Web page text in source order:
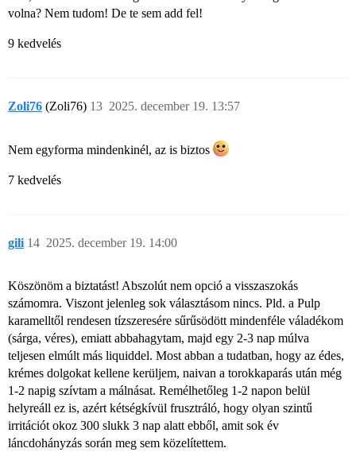
volna? Nem tudom! De te sem add fel!
9 kedvelés
Zoli76 (Zoli76) 2025. december 19. 13:57
13
Nem egyforma mindenkinél, az is biztos
7 kedvelés
gili 2025. december 19. 14:00
14
Köszönöm a biztatást! Abszolút nem opció a visszaszokás
számomra. Viszont jelenleg sok választásom nincs. Pld. a Pulp
karamelltől rendesen tízszeresére sűrűsödött mindenféle váladékom
(sárga, véres), emiatt abbahagytam, majd egy 2-3 nap múlva
teljesen elmúlt más liquiddel. Most abban a tudatban, hogy az édes,
krémes dolgokat kellene kerüljem, naivan a torokkaparás után még
1-2 napig szívtam a málnásat. Remélhetőleg 1-2 napon belül
helyreáll ez is, azért kétségkívül frusztráló, hogy olyan szintű
irritációt okoz 300 slukk 3 nap alatt ebből, amit sok év
láncdohányzás során meg sem közelítettem.